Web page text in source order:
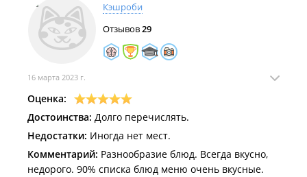
Кэшроби
Отзывов29
16 марта 2023 г.
Оценка:
Достоинства: Долго перечислять.
Недостатки: Иногда нет мест.
Комментарий: Разнообразие блюд. Всегда вкусно,
недорого. 90% списка блюд меню очень вкусные.